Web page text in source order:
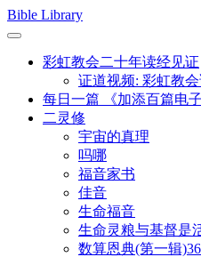
Skip
to
Bible Library
彩虹教会二十年读经见证
证道视频: 彩虹教
每日一篇 《加添百篇电
二灵修
宇宙的真理
吗哪
福音家书
佳音
生命福音
生命灵粮与基督是
数算恩典(第一辑